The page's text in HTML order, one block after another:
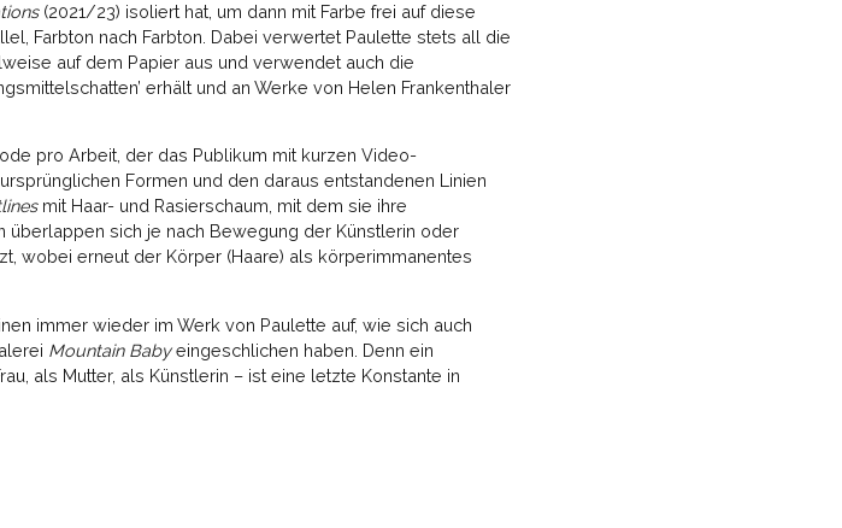
(2021/23) isoliert hat, um dann mit Farbe frei auf diese
Farbton nach Farbton. Dabei verwertet Paulette stets all die
auf dem Papier aus und verwendet auch die
erhält und an Werke von Helen Frankenthaler
pro Arbeit, der das Publikum mit kurzen Video-
Formen und den daraus entstandenen Linien
mit Haar- und Rasierschaum, mit dem sie ihre
überlappen sich je nach Bewegung der Künstlerin oder
wobei erneut der Körper (Haare) als körperimmanentes
immer wieder im Werk von Paulette auf, wie sich auch
Mountain Babyeingeschlichen haben. Denn ein
als Mutter, als Künstlerin – ist eine letzte Konstante in